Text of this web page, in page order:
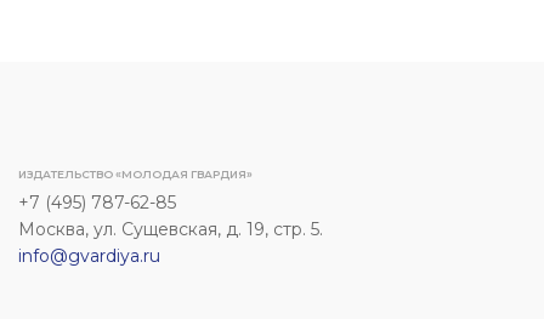
ИЗДАТЕЛЬСТВО «МОЛОДАЯ ГВАРДИЯ»
+7 (495) 787-62-85
Москва, ул. Сущевская, д. 19, стр. 5.
info@gvardiya.ru